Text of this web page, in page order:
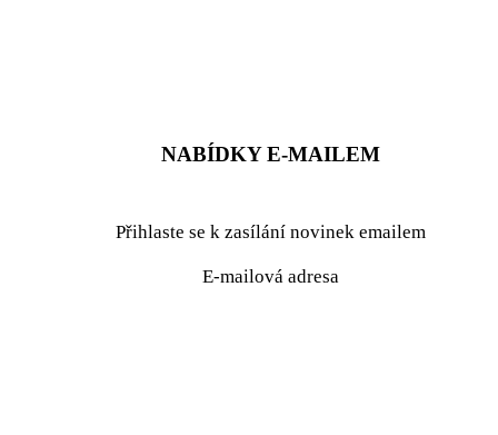
NABÍDKY E-MAILEM
Přihlaste se k zasílání novinek emailem
E-mailová adresa